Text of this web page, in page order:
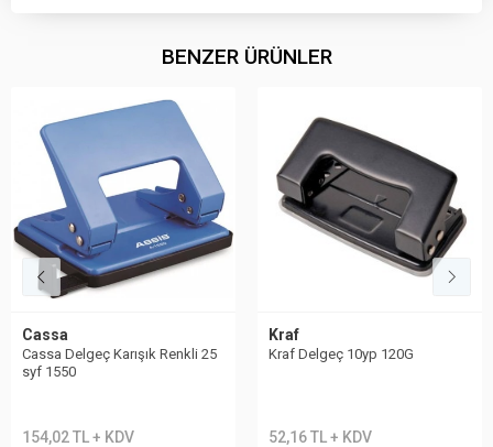
BENZER ÜRÜNLER
Cassa
Cassa Delgeç Karışık Renkli 25
syf 1550
154,02 TL + KDV
Kraf
Kraf Delgeç 10yp 120G
52,16 TL + KDV